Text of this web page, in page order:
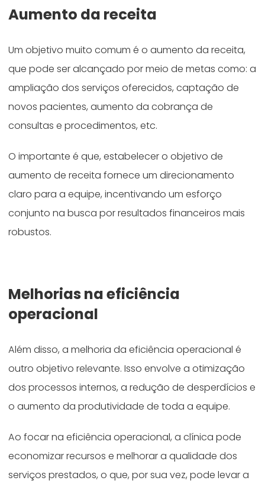
Aumento da receita
Um objetivo muito comum é o aumento da receita,
que pode ser alcançado por meio de metas como: a
ampliação dos serviços oferecidos, captação de
novos pacientes, aumento da cobrança de
consultas e procedimentos, etc.
O importante é que, estabelecer o objetivo de
aumento de receita fornece um direcionamento
claro para a equipe, incentivando um esforço
conjunto na busca por resultados financeiros mais
robustos.
Melhorias na eficiência
operacional
Além disso, a melhoria da eficiência operacional é
outro objetivo relevante. Isso envolve a otimização
dos processos internos, a redução de desperdícios e
o aumento da produtividade de toda a equipe.
Ao focar na eficiência operacional, a clínica pode
economizar recursos e melhorar a qualidade dos
serviços prestados, o que, por sua vez, pode levar a